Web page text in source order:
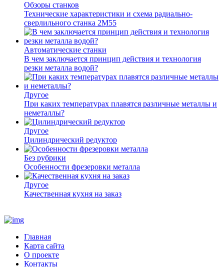
Обзоры станков
Технические характеристики и схема радиально-
сверлильного станка 2М55
Автоматические станки
В чем заключается принцип действия и технология
резки металла водой?
Другое
При каких температурах плавятся различные металлы и
неметаллы?
Другое
Цилиндрический редуктор
Без рубрики
Особенности фрезеровки металла
Другое
Качественная кухня на заказ
Главная
Карта сайта
О проекте
Контакты